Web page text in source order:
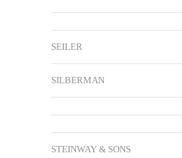
SEILER
SILBERMAN
STEINWAY & SONS